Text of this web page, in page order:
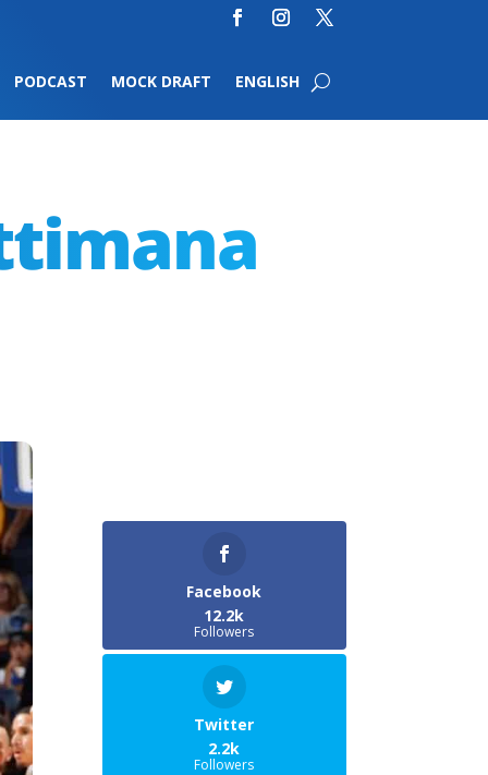
PODCAST MOCK DRAFT ENGLISH
Facebook
12.2k
Followers
Twitter
2.2k
Followers